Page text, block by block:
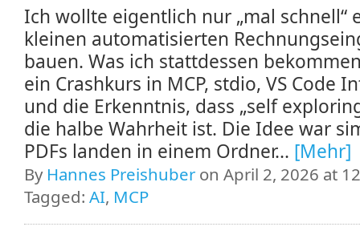
Ich wollte eigentlich nur „mal schnell“
kleinen automatisierten
bauen. Was ich stattdessen
ein Crashkurs in MCP, stdio, VS Code
und die Erkenntnis, dass „self
die halbe Wahrheit ist. Die Idee war
PDFs landen in einem Ordner... [Mehr]
By Hannes Preishuber on April 2, 2026 at
Tagged: AI, MCP